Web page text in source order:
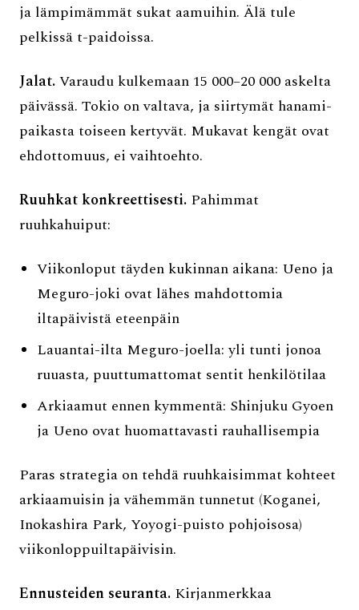
ja lämpimämmät sukat aamuihin. Älä tule
pelkissä t-paidoissa.
Jalat.Varaudu kulkemaan 15 000–20 000 askelta
päivässä. Tokio on valtava, ja siirtymät hanami-
paikasta toiseen kertyvät. Mukavat kengät ovat
ehdottomuus, ei vaihtoehto.
Ruuhkat konkreettisesti. Pahimmat
ruuhkahuiput:
Viikonloput täyden kukinnan aikana: Ueno ja
Meguro-joki ovat lähes mahdottomia
iltapäivistä eteenpäin
Lauantai-ilta Meguro-joella: yli tunti jonoa
ruuasta, puuttumattomat sentit henkilötilaa
Arkiaamut ennen kymmentä: Shinjuku Gyoen
ja Ueno ovat huomattavasti rauhallisempia
Paras strategia on tehdä ruuhkaisimmat kohteet
arkiaamuisin ja vähemmän tunnetut (Koganei,
Inokashira Park, Yoyogi-puisto pohjoisosa)
viikonloppuiltapäivisin.
Ennusteiden seuranta. Kirjanmerkkaa